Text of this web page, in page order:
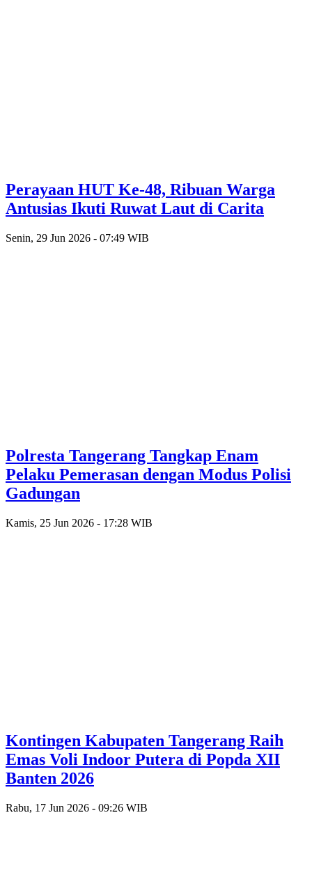
Perayaan HUT Ke-48, Ribuan Warga
Antusias Ikuti Ruwat Laut di Carita
Senin, 29 Jun 2026 - 07:49 WIB
Polresta Tangerang Tangkap Enam
Pelaku Pemerasan dengan Modus Polisi
Gadungan
Kamis, 25 Jun 2026 - 17:28 WIB
Kontingen Kabupaten Tangerang Raih
Emas Voli Indoor Putera di Popda XII
Banten 2026
Rabu, 17 Jun 2026 - 09:26 WIB